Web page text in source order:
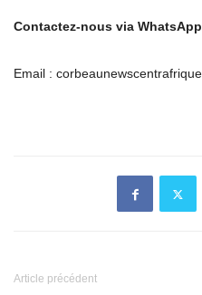
Contactez-nous via
Email :
Article précédent